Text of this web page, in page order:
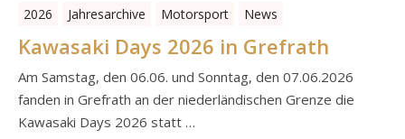
2026 Jahresarchive Motorsport News
Kawasaki Days 2026 in Grefrath
Am Samstag, den 06.06. und Sonntag, den 07.06.2026
fanden in Grefrath an der niederländischen Grenze die
Kawasaki Days 2026 statt …